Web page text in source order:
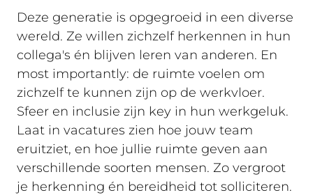
Deze generatie is opgegroeid in een diverse
wereld. Ze willen zichzelf herkennen in hun
collega's én blijven leren van anderen. En
most importantly: de ruimte voelen om
zichzelf te kunnen zijn op de werkvloer.
Sfeer en inclusie zijn key in hun werkgeluk.
Laat in vacatures zien hoe jouw team
eruitziet, en hoe jullie ruimte geven aan
verschillende soorten mensen. Zo vergroot
je herkenning én bereidheid tot solliciteren.